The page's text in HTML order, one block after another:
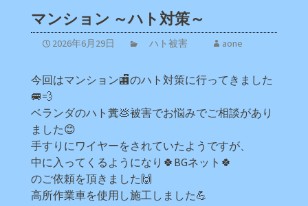
マンション ～ハト対策～
2026年6月29日 ハト被害 aone
今回はマンション🏬のハト対策に行ってきました
🚐💨
ベランダのハト糞💩被害でお悩みでご相談があり
ました😊
手すりにワイヤーをされていたようですが、
中に入ってくるようになり🍀BGネット🍀
のご依頼を頂きました🙌
高所作業車を使用し施工しました💪